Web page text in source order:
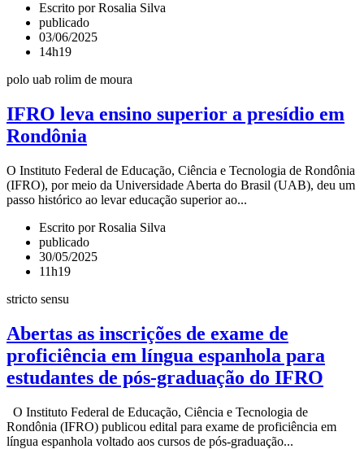
Escrito por Rosalia Silva
publicado
03/06/2025
14h19
polo uab rolim de moura
IFRO leva ensino superior a presídio em
Rondônia
O Instituto Federal de Educação, Ciência e Tecnologia de Rondônia
(IFRO), por meio da Universidade Aberta do Brasil (UAB), deu um
passo histórico ao levar educação superior ao...
Escrito por Rosalia Silva
publicado
30/05/2025
11h19
stricto sensu
Abertas as inscrições de exame de
proficiência em língua espanhola para
estudantes de pós-graduação do IFRO
O Instituto Federal de Educação, Ciência e Tecnologia de
Rondônia (IFRO) publicou edital para exame de proficiência em
língua espanhola voltado aos cursos de pós-graduação...